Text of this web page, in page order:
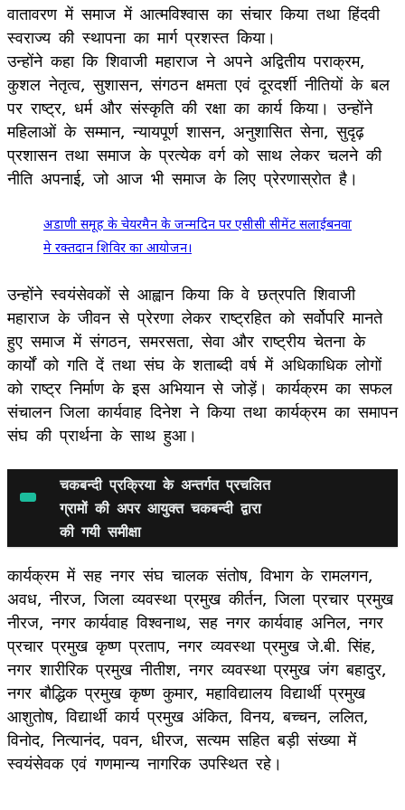
वातावरण में समाज में आत्मविश्वास का संचार किया तथा हिंदवी
स्वराज्य की स्थापना का मार्ग प्रशस्त किया।
उन्होंने कहा कि शिवाजी महाराज ने अपने अद्वितीय पराक्रम,
कुशल नेतृत्व, सुशासन, संगठन क्षमता एवं दूरदर्शी नीतियों के बल
पर राष्ट्र, धर्म और संस्कृति की रक्षा का कार्य किया। उन्होंने
महिलाओं के सम्मान, न्यायपूर्ण शासन, अनुशासित सेना, सुदृढ़
प्रशासन तथा समाज के प्रत्येक वर्ग को साथ लेकर चलने की
नीति अपनाई, जो आज भी समाज के लिए प्रेरणास्रोत है।
अडाणी समूह के चेयरमैन के जन्मदिन पर एसीसी सीमेंट सलाईबनवा
मे रक्तदान शिविर का आयोजन।
उन्होंने स्वयंसेवकों से आह्वान किया कि वे छत्रपति शिवाजी
महाराज के जीवन से प्रेरणा लेकर राष्ट्रहित को सर्वोपरि मानते
हुए समाज में संगठन, समरसता, सेवा और राष्ट्रीय चेतना के
कार्यों को गति दें तथा संघ के शताब्दी वर्ष में अधिकाधिक लोगों
को राष्ट्र निर्माण के इस अभियान से जोड़ें। कार्यक्रम का सफल
संचालन जिला कार्यवाह दिनेश ने किया तथा कार्यक्रम का समापन
संघ की प्रार्थना के साथ हुआ।
चकबन्दी प्रक्रिया के अन्तर्गत प्रचलित
ग्रामों की अपर आयुक्त चकबन्दी द्वारा
की गयी समीक्षा
कार्यक्रम में सह नगर संघ चालक संतोष, विभाग के रामलगन,
अवध, नीरज, जिला व्यवस्था प्रमुख कीर्तन, जिला प्रचार प्रमुख
नीरज, नगर कार्यवाह विश्वनाथ, सह नगर कार्यवाह अनिल, नगर
प्रचार प्रमुख कृष्ण प्रताप, नगर व्यवस्था प्रमुख जे.बी. सिंह,
नगर शारीरिक प्रमुख नीतीश, नगर व्यवस्था प्रमुख जंग बहादुर,
नगर बौद्धिक प्रमुख कृष्ण कुमार, महाविद्यालय विद्यार्थी प्रमुख
आशुतोष, विद्यार्थी कार्य प्रमुख अंकित, विनय, बच्चन, ललित,
विनोद, नित्यानंद, पवन, धीरज, सत्यम सहित बड़ी संख्या में
स्वयंसेवक एवं गणमान्य नागरिक उपस्थित रहे।